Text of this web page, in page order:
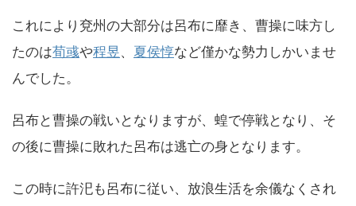
これにより兗州の大部分は呂布に靡き、曹操に味方し
たのは荀彧や程昱、 夏侯惇など僅かな勢力しかいませ
んでした。
呂布と曹操の戦いとなりますが、蝗で停戦となり、そ
の後に曹操に敗れた呂布は逃亡の身となります。
この時に許汜も呂布に従い、放浪生活を余儀なくされ